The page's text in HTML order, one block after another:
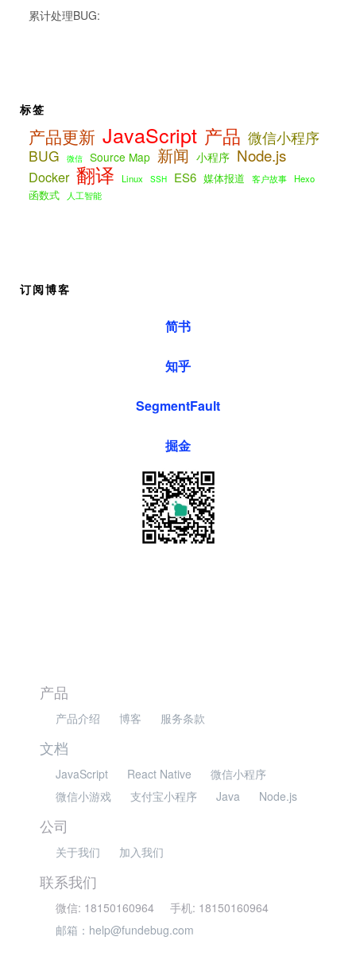
累计处理BUG:
标签
产品更新 JavaScript 产品 微信小程序
BUG
微信 Source Map 新闻 小程序 Node.js
Docker 翻译 Linux SSH ES6 媒体报道 客户故事 Hexo
函数式 人工智能
订阅博客
简书
知乎
SegmentFault
掘金
产品
产品介绍 博客 服务条款
文档
JavaScript React Native
微信小程序
微信小游戏
支付宝小程序 Java Node.js
公司
关于我们 加入我们
联系我们
微信: 18150160964
手机: 18150160964
邮箱：help@fundebug.com